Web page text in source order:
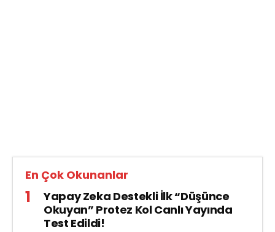
En Çok Okunanlar
Yapay Zeka Destekli İlk “Düşünce
Okuyan” Protez Kol Canlı Yayında
Test Edildi!